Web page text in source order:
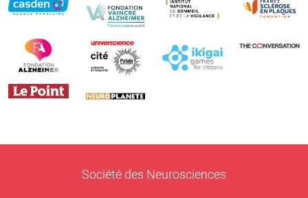
Société des Neurosciences